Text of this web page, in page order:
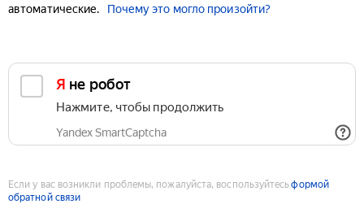
автоматические.
Почему это могло произойти?
Я не робот
Нажмите, чтобы продолжить
Yandex SmartCaptcha
Если у вас возникли проблемы, пожалуйста, воспользуйтесьформой
обратной связи